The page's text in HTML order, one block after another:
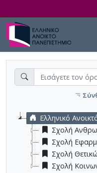
Ελληνικό
Σχολή
Σχολή
Σχολή
Σχολή